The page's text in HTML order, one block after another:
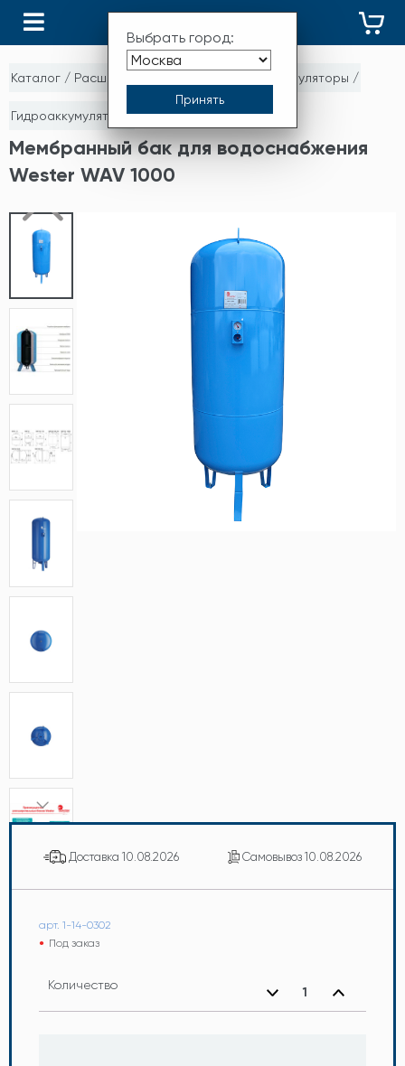
Выбрать город:
Каталог / Расширительные баки и гидроаккумуляторы /
Гидроаккумуляторы
Мембранный бак для водоснабжения
Wester WAV 1000
Доставка 10.08.2026 Самовывоз 10.08.2026
арт. 1-14-0302
Под заказ
Количество